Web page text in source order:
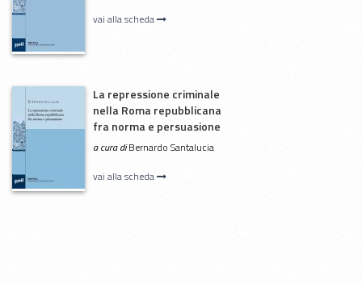
vai alla scheda
La repressione criminale
nella Roma repubblicana
fra norma e persuasione
a cura diBernardo Santalucia
vai alla scheda